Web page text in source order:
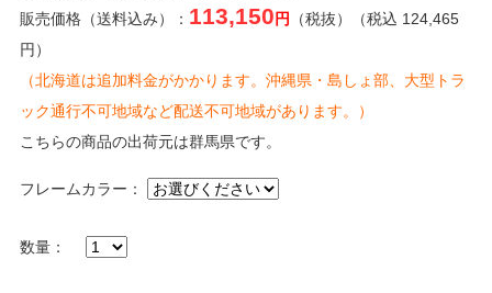
販売価格（送料込み）： 113,150 円
（税抜）（税込 124,465
円）
（北海道は追加料金がかかります。沖縄県・島しょ部、大型トラ
ック通行不可地域など配送不可地域があります。）
こちらの商品の出荷元は群馬県です。
フレームカラー：
数量：